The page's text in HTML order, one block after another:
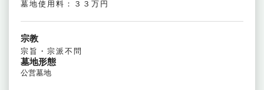
墓地使用料：３３万円
宗教
宗旨・宗派不問
墓地形態
公営墓地